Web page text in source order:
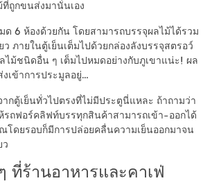
ที่ถูกขนส่งมานั่นเอง
ด 6 ห้องด้วยกัน โดยสามารถบรรจุผลไม้ได้รวม
ว ภายในตู้เย็นเต็มไปด้วยกล่องลังบรรจุสตรอว์
ไม้ชนิดอื่น ๆ เต็มไปหมดอย่างกับภูเขาแน่ะ! ผล
งเข้าการประมูลอยู่…
ากตู้เย็นทั่วไปตรงที่ไม่มีประตูนี่แหละ ถ้าถามว่า
ห้รถฟอร์คลิฟท์บรรทุกสินค้าสามารถเข้า-ออกได้
โดยรอบก็มีการปล่อยคลื่นความเย็นออกมาจน
ว
ที่ร้านอาหารและคาเฟ่